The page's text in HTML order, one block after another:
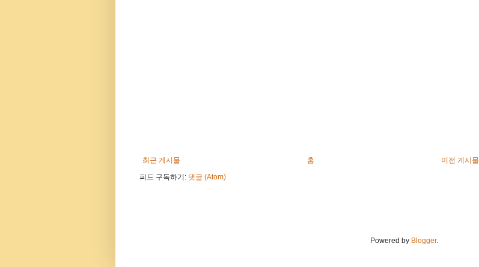
최근 게시물 이전 게시물
홈
피드 구독하기: 댓글 (Atom)
Powered by Blogger.